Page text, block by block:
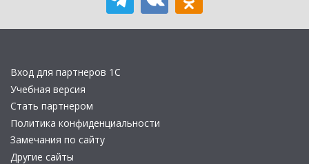
Вход для партнеров 1С
Учебная версия
Стать партнером
Политика конфиденциальности
Замечания по сайту
Другие сайты